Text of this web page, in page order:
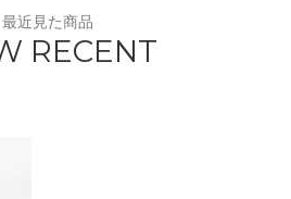
最近見た商品
RECENT